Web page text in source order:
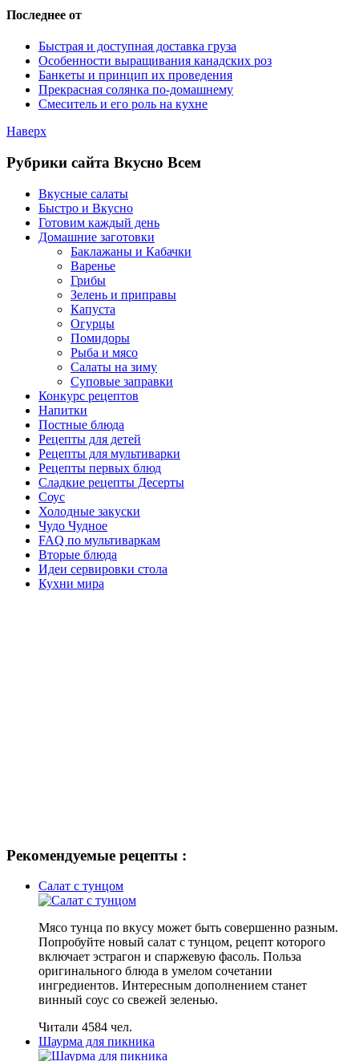
Последнее от
Быстрая и доступная доставка груза
Особенности выращивания канадских роз
Банкеты и принцип их проведения
Прекрасная солянка по-домашнему
Смеситель и его роль на кухне
Наверх
Рубрики сайта Вкусно Всем
Вкусные салаты
Быстро и Вкусно
Готовим каждый день
Домашние заготовки
Баклажаны и Кабачки
Варенье
Грибы
Зелень и приправы
Капуста
Огурцы
Помидоры
Рыба и мясо
Салаты на зиму
Суповые заправки
Конкурс рецептов
Напитки
Постные блюда
Рецепты для детей
Рецепты для мультиварки
Рецепты первых блюд
Сладкие рецепты Десерты
Соус
Холодные закуски
Чудо Чудное
FAQ по мультиваркам
Вторые блюда
Идеи сервировки стола
Кухни мира
Рекомендуемые рецепты :
Салат с тунцом
Мясо тунца по вкусу может быть совершенно разным.
Попробуйте новый салат с тунцом, рецепт которого
включает эстрагон и спаржевую фасоль. Польза
оригинального блюда в умелом сочетании
ингредиентов. Интересным дополнением станет
винный соус со свежей зеленью.
Читали 4584 чел.
Шаурма для пикника